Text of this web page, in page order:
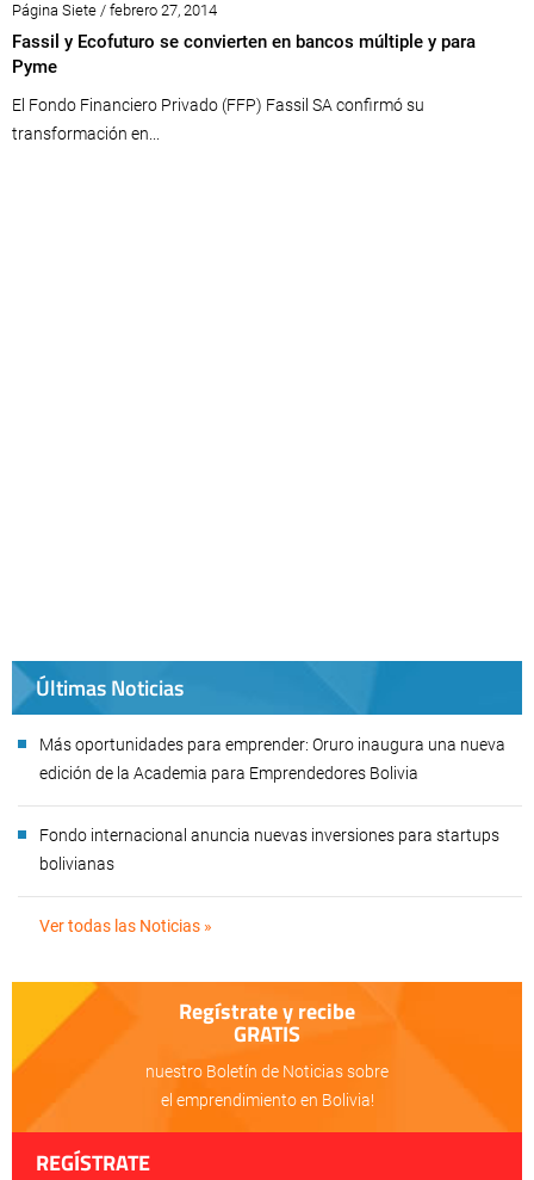
Página Siete / febrero 27, 2014
Fassil y Ecofuturo se convierten en bancos múltiple y para
Pyme
El Fondo Financiero Privado (FFP) Fassil SA confirmó su
transformación en...
Últimas Noticias
Más oportunidades para emprender: Oruro inaugura una nueva
edición de la Academia para Emprendedores Bolivia
Fondo internacional anuncia nuevas inversiones para startups
bolivianas
Ver todas las Noticias »
Regístrate y recibe
GRATIS
nuestro Boletín de Noticias sobre
el emprendimiento en Bolivia!
REGÍSTRATE